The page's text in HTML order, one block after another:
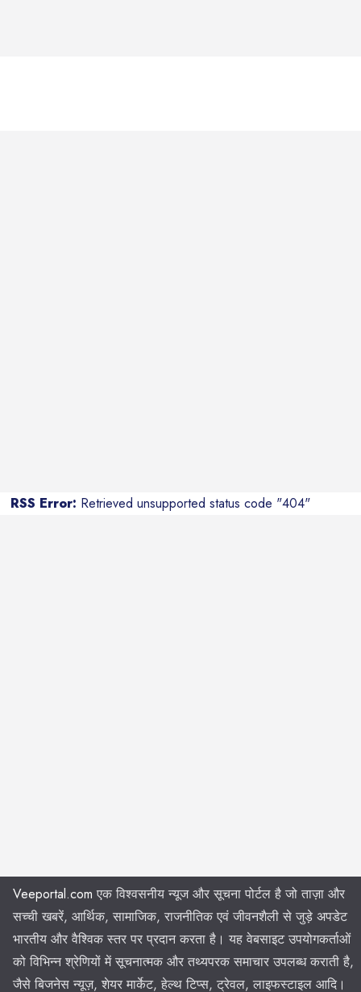
RSS Error: Retrieved unsupported status code "404"
Veeportal.com एक विश्वसनीय न्यूज और सूचना पोर्टल है जो ताज़ा और
सच्ची खबरें, आर्थिक, सामाजिक, राजनीतिक एवं जीवनशैली से जुड़े अपडेट
भारतीय और वैश्विक स्तर पर प्रदान करता है। यह वेबसाइट उपयोगकर्ताओं
को विभिन्न श्रेणियों में सूचनात्मक और तथ्यपरक समाचार उपलब्ध कराती है,
जैसे बिजनेस न्यूज़, शेयर मार्केट, हेल्थ टिप्स, ट्रेवल, लाइफस्टाइल आदि।